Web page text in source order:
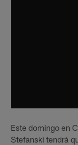
Este domingo en
Stefanski tendrá